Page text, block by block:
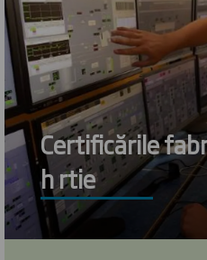
Certificările
h rtie